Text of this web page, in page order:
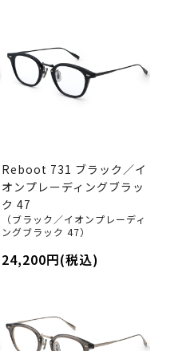
Reboot 731 ブラック／イ
オンプレーディングブラッ
ク 47
（ブラック／イオンプレーディ
ングブラック 47）
24,200円(税込)